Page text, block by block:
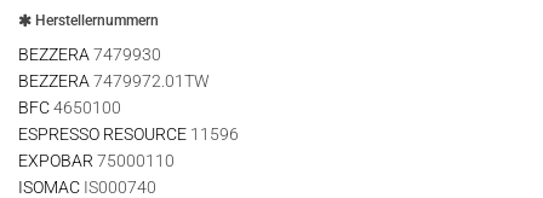
Herstellernummern
BEZZERA 7479930
BEZZERA 7479972.01TW
BFC4650100
ESPRESSO RESOURCE 11596
EXPOBAR 75000110
ISOMAC IS000740